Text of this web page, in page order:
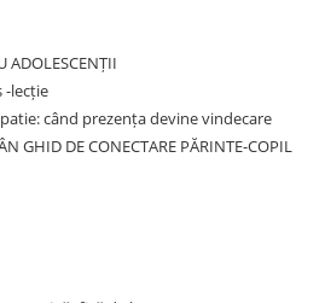
ADOLESCENȚII
-lecție
când prezența devine vindecare
GHID DE CONECTARE PĂRINTE-COPIL